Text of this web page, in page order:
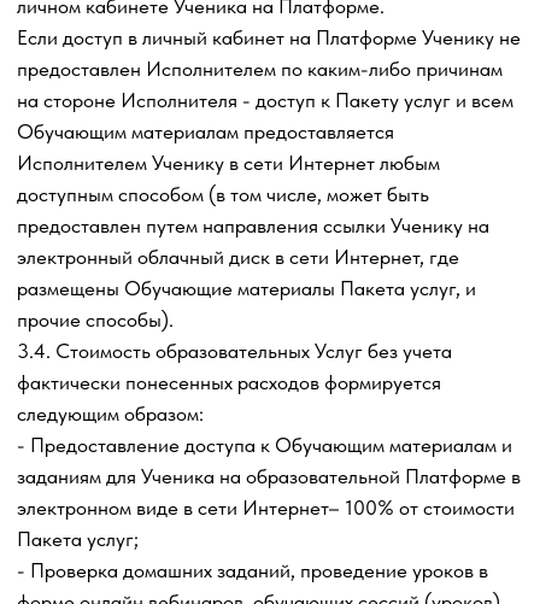
необходимости подписания акта приема-передачи
оказанных образовательныхУслуг.
Отсутствие претензий со стороны Ученика,
направленных в письменной форме в адрес
Исполнителя, в течение десяти календарных дней с
даты предоставления доступа к Обучающим
материалам, считается подтверждением факта полной и
безоговорочной приемки по качеству и объему
образовательныхУслуг, оказанных в рамках Пакета
услуг в целом.
4.8. Исполнитель не предоставляет программные
средства (в том числе системные) для отображения
сайта, социальных сетей и составляющих Пакета услуг
на устройстве Ученика. Такие программные средства
Ученик приобретает и (или) устанавливает на свое
устройство самостоятельно.
4.9. Все Обучающие материалы Исполнителя,
предоставляемые Ученику, размещены на страницах и
поддоменах (если имеются) Сайта и Канале
Исполнителя (телеграм-канал «Схемач») или на
Платформе. Все Обучающие материалы Пакета услуг,
предоставленные Ученику, носят общедоступный в
рамках настоящей Оферты характер, не учитывают
личные особенности Ученика и его организма,
применяются Учеником на свой страх и риск.
Содержание материалов Пакета услуг формируется
Исполнителем самостоятельно и обуславливаются